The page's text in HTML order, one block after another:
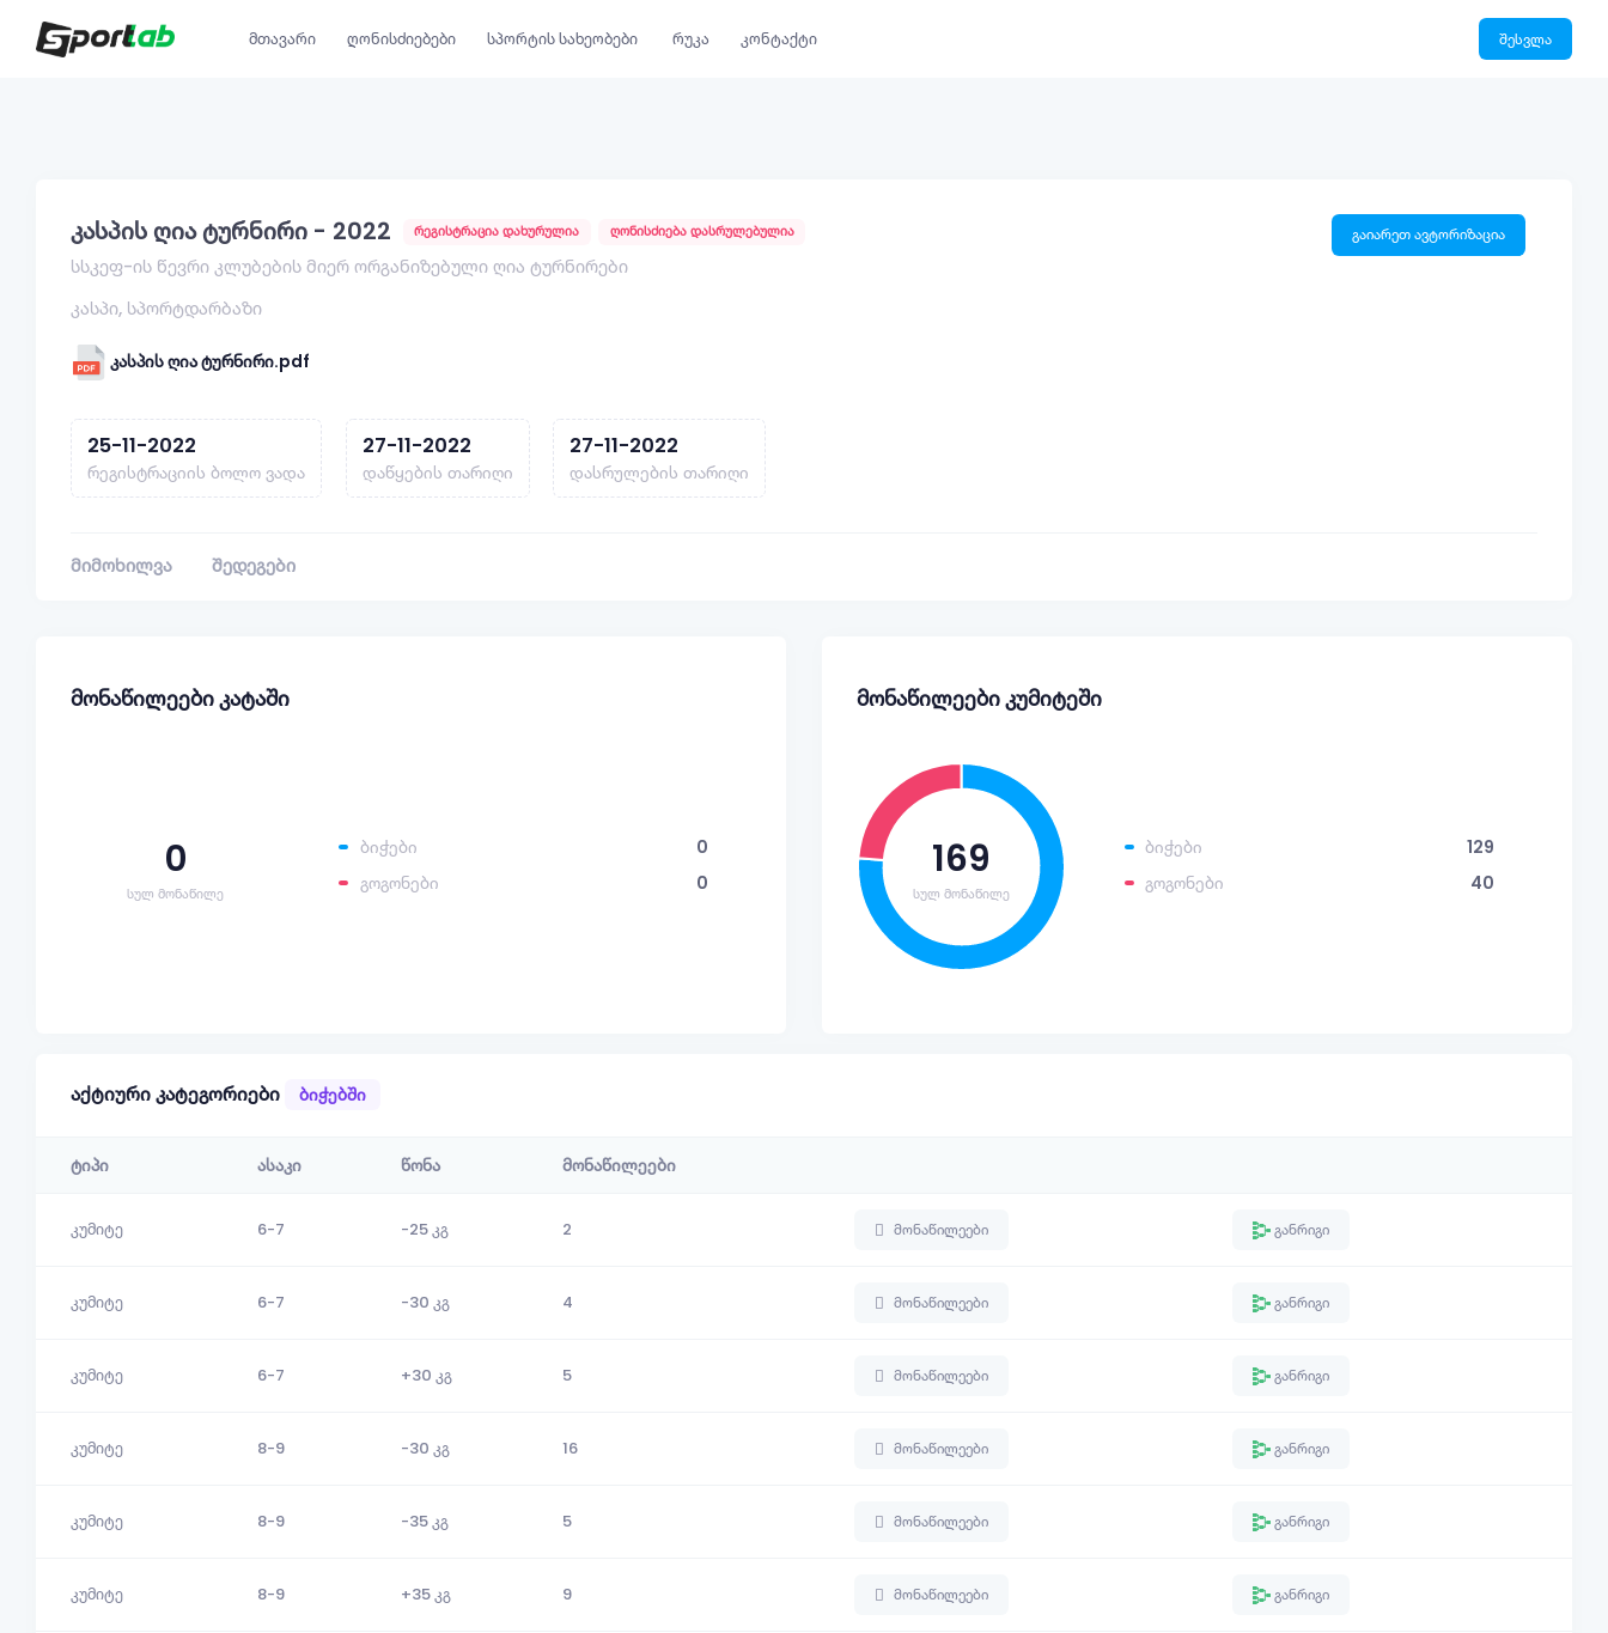
მთავარი ღონისძიებები სპორტის სახეობები რუკა კონტაქტი შესვლა
კასპის ღია ტურნირი - 2022 რეგისტრაცია დახურულია ღონისძიება დასრულებულია
სსკეფ-ის წევრი კლუბების მიერ ორგანიზებული ღია ტურნირები
კასპი, სპორტდარბაზი
კასპის ღია ტურნირი.pdf
გაიარეთ ავტორიზაცია
25-11-2022
რეგისტრაციის ბოლო ვადა
27-11-2022
დაწყების თარიღი
27-11-2022
დასრულების თარიღი
მიმოხილვა შედეგები
მონაწილეები კატაში
0
სულ მონაწილე
ბიჭები
0
გოგონები
0
მონაწილეები კუმიტეში
169
სულ მონაწილე
ბიჭები
129
გოგონები
40
აქტიური კატეგორიები ბიჭებში
ტიპი ასაკი წონა მონაწილეები
კუმიტე 6-7 -25 კგ 2 მონაწილეები განრიგი
კუმიტე 6-7 -30 კგ 4 მონაწილეები განრიგი
კუმიტე 6-7 +30 კგ 5 მონაწილეები განრიგი
კუმიტე 8-9 -30 კგ 16 მონაწილეები განრიგი
კუმიტე 8-9 -35 კგ 5 მონაწილეები განრიგი
კუმიტე 8-9 +35 კგ 9 მონაწილეები განრიგი